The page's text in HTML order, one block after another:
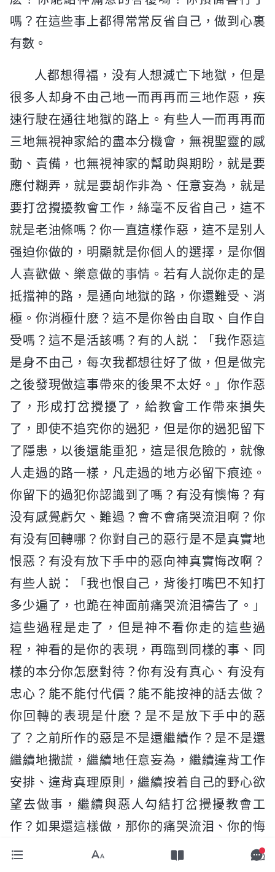
嗎？在這些事上都得常常反省自己，做到心裏
有數。
人都想得福，没有人想滅亡下地獄，但是
很多人却身不由己地一而再再而三地作惡，疾
速行駛在通往地獄的路上。有些人一而再再而
三地無視神家給的盡本分機會，無視聖靈的感
動、責備，也無視神家的幫助與期盼，就是要
應付糊弄，就是要胡作非為、任意妄為，就是
要打岔攪擾教會工作，絲毫不反省自己，這不
就是老油條嗎？你一直這樣作惡，這不是别人
强迫你做的，明顯就是你個人的選擇，是你個
人喜歡做、樂意做的事情。若有人説你走的是
抵擋神的路，是通向地獄的路，你還難受、消
極。你消極什麽？這不是你咎由自取、自作自
受嗎？這不是活該嗎？有的人説：「我作惡這
是身不由己，每次我都想往好了做，但是做完
之後發現做這事帶來的後果不太好。」你作惡
了，形成打岔攪擾了，給教會工作帶來損失
了，即使不追究你的過犯，但是你的過犯留下
了隱患，以後還能重犯，這是很危險的，就像
人走過的路一樣，凡走過的地方必留下痕迹。
你留下的過犯你認識到了嗎？有没有懊悔？有
没有感覺虧欠、難過？會不會痛哭流泪啊？你
有没有回轉哪？你對自己的惡行是不是真實地
恨惡？有没有放下手中的惡向神真實悔改啊？
有些人説：「我也恨自己，背後打嘴巴不知打
多少遍了，也跪在神面前痛哭流泪禱告了。」
這些過程是走了，但是神不看你走的這些過
程，神看的是你的表現，再臨到同樣的事、同
樣的本分你怎麽對待？你有没有真心、有没有
忠心？能不能付代價？能不能按神的話去做？
你回轉的表現是什麽？是不是放下手中的惡
了？之前所作的惡是不是還繼續作？是不是還
繼續地撒謊，繼續地任意妄為，繼續違背工作
安排、違背真理原則，繼續按着自己的野心欲
望去做事，繼續與惡人勾結打岔攪擾教會工
作？如果還這樣做，那你的痛哭流泪、你的悔
改是假的，是走過程。走過程的、假的悔改被